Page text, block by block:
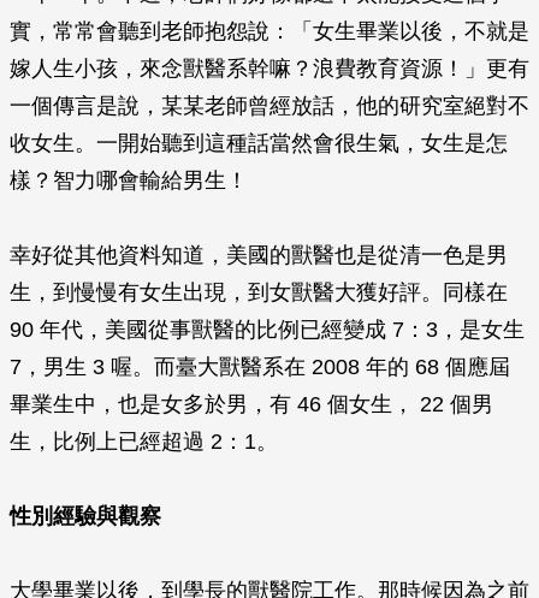
實，常常會聽到老師抱怨說：「女生畢業以後，不就是
嫁人生小孩，來念獸醫系幹嘛？浪費教育資源！」更有
一個傳言是說，某某老師曾經放話，他的研究室絕對不
收女生。一開始聽到這種話當然會很生氣，女生是怎
樣？智力哪會輸給男生！
幸好從其他資料知道，美國的獸醫也是從清一色是男
生，到慢慢有女生出現，到女獸醫大獲好評。同樣在
90 年代，美國從事獸醫的比例已經變成 7：3，是女生
7，男生 3 喔。而臺大獸醫系在 2008 年的 68 個應屆
畢業生中，也是女多於男，有 46 個女生， 22 個男
生，比例上已經超過 2：1。
性別經驗與觀察
大學畢業以後，到學長的獸醫院工作。那時候因為之前